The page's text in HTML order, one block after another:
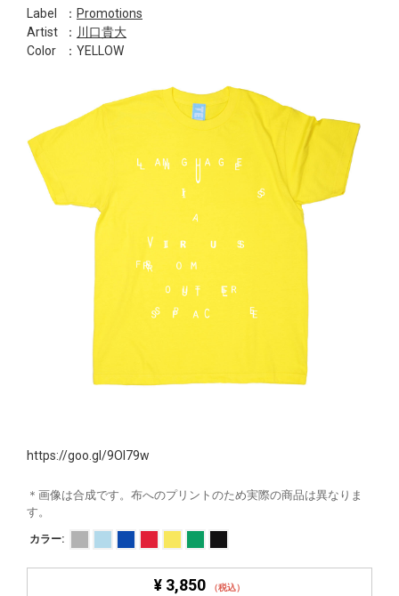
Label ： Promotions
Artist
： 川口貴大
Color
：YELLOW
https://goo.gl/9OI79w
＊画像は合成です。布へのプリントのため実際の商品は異なりま
す。
カラー:
¥ 3,850 （税込）